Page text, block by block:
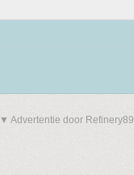
▼ Advertentie door Refinery89